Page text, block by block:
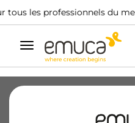
? Nous avons des
Alterner
navigation